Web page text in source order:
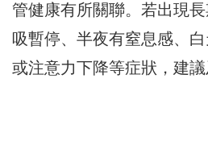
管健康有所關聯。若出現
吸暫停、半夜有窒息感、
或注意力下降等症狀，建議